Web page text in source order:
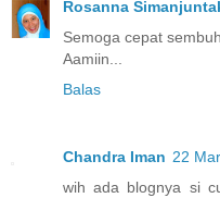
Rosanna
Semoga cepat
Aamiin...
Balas
Chandra Iman 22
wih ada blognya si